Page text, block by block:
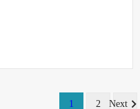
1 2 Next